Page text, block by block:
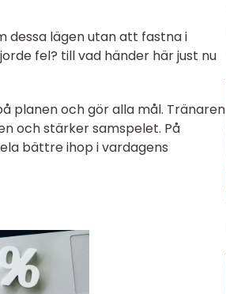
dessa lägen utan att fastna i
fel? till vad händer här just nu
planen och gör alla mål. Tränaren
och stärker samspelet. På
bättre ihop i vardagens